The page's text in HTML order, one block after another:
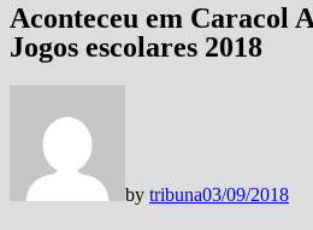
Aconteceu em Caracol
Jogos escolares 2018
by tribuna03/09/2018